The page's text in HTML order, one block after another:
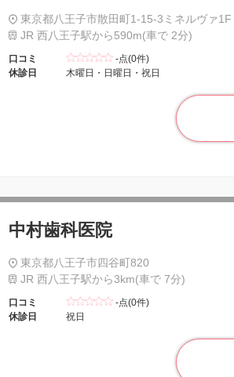
東京都八王子市散田町1-15-3ミネルヴァ1F
JR 西八王子駅から590m(車で 2分)
口コミ
-点(0件)
休診日
木曜日・日曜日・祝日
中村歯科医院
東京都八王子市四谷町820
JR 西八王子駅から3km(車で 7分)
口コミ
-点(0件)
休診日
祝日